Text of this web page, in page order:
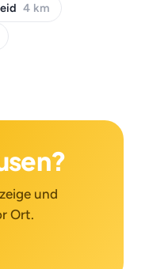
4 km
und
Ort.